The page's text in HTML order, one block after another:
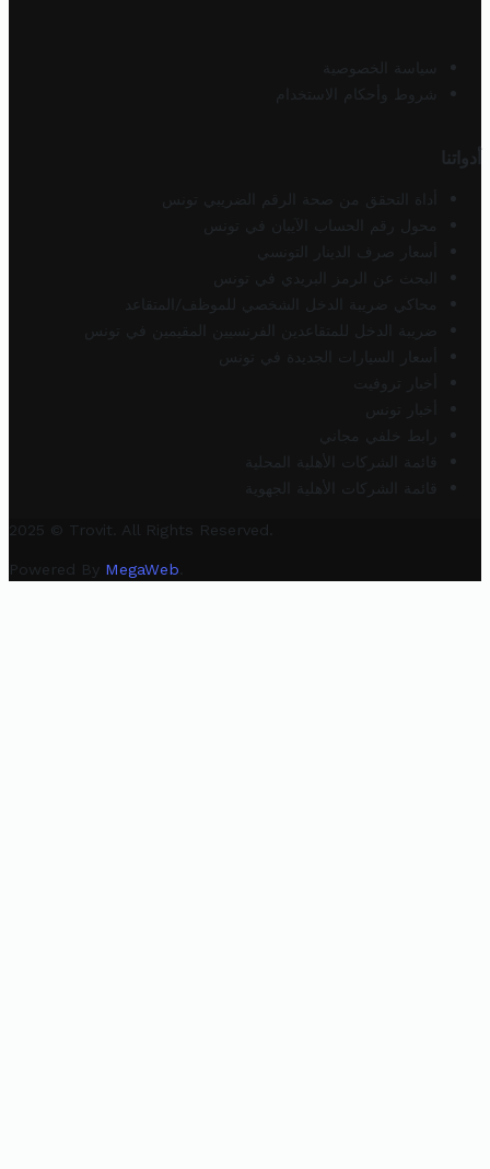
سياسة الخصوصية
شروط وأحكام الاستخدام
أدواتنا
أداة التحقق من صحة الرقم الضريبي تونس
محول رقم الحساب الآيبان في تونس
أسعار صرف الدينار التونسي
البحث عن الرمز البريدي في تونس
محاكي ضريبة الدخل الشخصي للموظف/المتقاعد
ضريبة الدخل للمتقاعدين الفرنسيين المقيمين في تونس
أسعار السيارات الجديدة في تونس
أخبار تروفيت
أخبار تونس
رابط خلفي مجاني
قائمة الشركات الأهلية المحلية
قائمة الشركات الأهلية الجهوية
2025 © Trovit. All Rights Reserved.
Powered By MegaWeb